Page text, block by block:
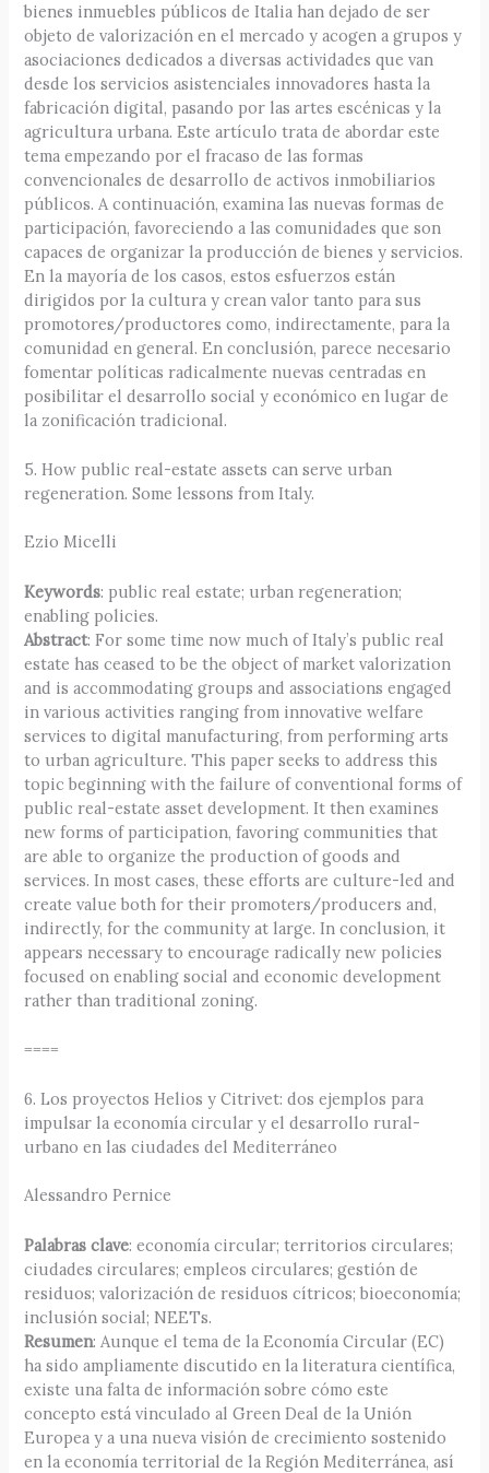
bienes inmuebles públicos de Italia han dejado de ser
objeto de valorización en el mercado y acogen a grupos y
asociaciones dedicados a diversas actividades que van
desde los servicios asistenciales innovadores hasta la
fabricación digital, pasando por las artes escénicas y la
agricultura urbana. Este artículo trata de abordar este
tema empezando por el fracaso de las formas
convencionales de desarrollo de activos inmobiliarios
públicos. A continuación, examina las nuevas formas de
participación, favoreciendo a las comunidades que son
capaces de organizar la producción de bienes y servicios.
En la mayoría de los casos, estos esfuerzos están
dirigidos por la cultura y crean valor tanto para sus
promotores/productores como, indirectamente, para la
comunidad en general. En conclusión, parece necesario
fomentar políticas radicalmente nuevas centradas en
posibilitar el desarrollo social y económico en lugar de
la zonificación tradicional.
5. How public real-estate assets can serve urban
regeneration. Some lessons from Italy.
Ezio Micelli
Keywords: public real estate; urban regeneration;
enabling policies.
Abstract: For some time now much of Italy’s public real
estate has ceased to be the object of market valorization
and is accommodating groups and associations engaged
in various activities ranging from innovative welfare
services to digital manufacturing, from performing arts
to urban agriculture. This paper seeks to address this
topic beginning with the failure of conventional forms of
public real-estate asset development. It then examines
new forms of participation, favoring communities that
are able to organize the production of goods and
services. In most cases, these efforts are culture-led and
create value both for their promoters/producers and,
indirectly, for the community at large. In conclusion, it
appears necessary to encourage radically new policies
focused on enabling social and economic development
rather than traditional zoning.
====
6. Los proyectos Helios y Citrivet: dos ejemplos para
impulsar la economía circular y el desarrollo rural-
urbano en las ciudades del Mediterráneo
Alessandro Pernice
Palabras clave: economía circular; territorios circulares;
ciudades circulares; empleos circulares; gestión de
residuos; valorización de residuos cítricos; bioeconomía;
inclusión social; NEETs.
Resumen: Aunque el tema de la Economía Circular (EC)
ha sido ampliamente discutido en la literatura científica,
existe una falta de información sobre cómo este
concepto está vinculado al Green Deal de la Unión
Europea y a una nueva visión de crecimiento sostenido
en la economía territorial de la Región Mediterránea, así